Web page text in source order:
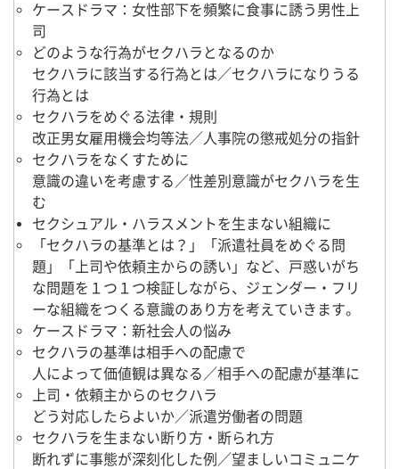
ケースドラマ：女性部下を頻繁に食事に誘う男性上
司
どのような行為がセクハラとなるのか
セクハラに該当する行為とは／セクハラになりうる
行為とは
セクハラをめぐる法律・規則
改正男女雇用機会均等法／人事院の懲戒処分の指針
セクハラをなくすために
意識の違いを考慮する／性差別意識がセクハラを生
む
セクシュアル・ハラスメントを生まない組織に
「セクハラの基準とは？」「派遣社員をめぐる問
題」「上司や依頼主からの誘い」など、戸惑いがち
な問題を１つ１つ検証しながら、ジェンダー・フリ
ーな組織をつくる意識のあり方を考えていきます。
ケースドラマ：新社会人の悩み
セクハラの基準は相手への配慮で
人によって価値観は異なる／相手への配慮が基準に
上司・依頼主からのセクハラ
どう対応したらよいか／派遣労働者の問題
セクハラを生まない断り方・断られ方
断れずに事態が深刻化した例／望ましいコミュニケ